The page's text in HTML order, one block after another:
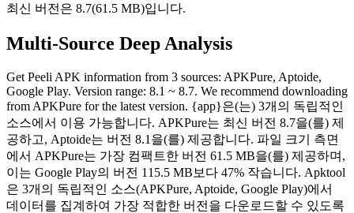
최신 버전은 8.7(61.5 MB)입니다.
Multi-Source Deep Analysis
Get Peeli APK information from 3 sources: APKPure, Aptoide,
Google Play. Version range: 8.1 ~ 8.7. We recommend downloading
from APKPure for the latest version. {app}은(는) 3개의 독립적인
소스에서 이용 가능합니다. APKPure는 최신 버전 8.7을(를) 제
공하고, Aptoide는 버전 8.1을(를) 제공합니다. 파일 크기 측면
에서 APKPure는 가장 컴팩트한 버전 61.5 MB을(를) 제공하며,
이는 Google Play의 버전 115.5 MB보다 47% 작습니다. Apktool
은 3개의 독립적인 소스(APKPure, Aptoide, Google Play)에서
데이터를 집계하여 가장 적합한 버전을 다운로드할 수 있도록